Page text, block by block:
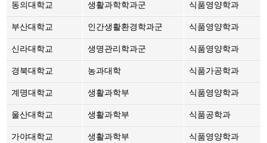
동의대학교 생활과학학과군 식품영양학과
부산대학교 인간생활환경학과군 식품영양학과
신라대학교 생명관리학과군 식품영양학과
경북대학교 농과대학 식품가공학과
계명대학교 생활과학부 식품영양학과
울산대학교 생활과학부 식품공학과
가야대학교 생활과학부 식품영양학과